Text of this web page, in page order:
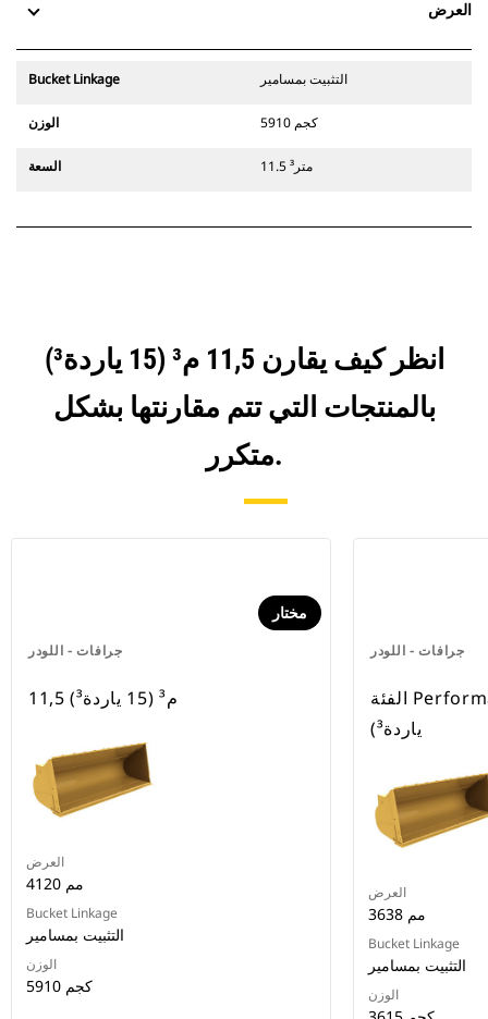
العرض
Bucket Linkage التثبيت بمسامير
الوزن 5910 كجم
السعة 11.5 متر³
انظر كيف يقارن 11,5 م³ (15 ياردة³)
بالمنتجات التي تتم مقارنتها بشكل
متكرر.
جرافات - اللودر
مختار
11,5 م³ (15 ياردة³)
العرض
4120 مم
Bucket Linkage
التثبيت بمسامير
الوزن
5910 كجم
جرافات - اللودر
الفئة Performance 8.2 م³ (10.75
ياردة³)
العرض
3638 مم
Bucket Linkage
التثبيت بمسامير
الوزن